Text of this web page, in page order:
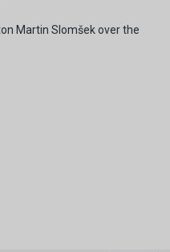
Martin Slomšek over the